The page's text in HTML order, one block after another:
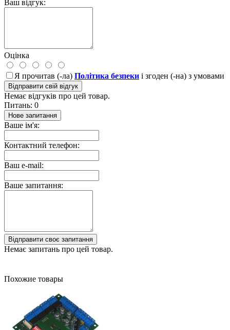
Ваш відгук:
Оцінка
Я прочитав (-ла) Політика безпеки і згоден (-на) з умовами
Відправити свій відгук
Немає відгуків про цей товар.
Питань: 0
Нове запитання
Ваше ім'я:
Контактний телефон:
Ваш e-mail:
Ваше запитання:
Відправити своє запитання
Немає запитань про цей товар.
Похожие товары